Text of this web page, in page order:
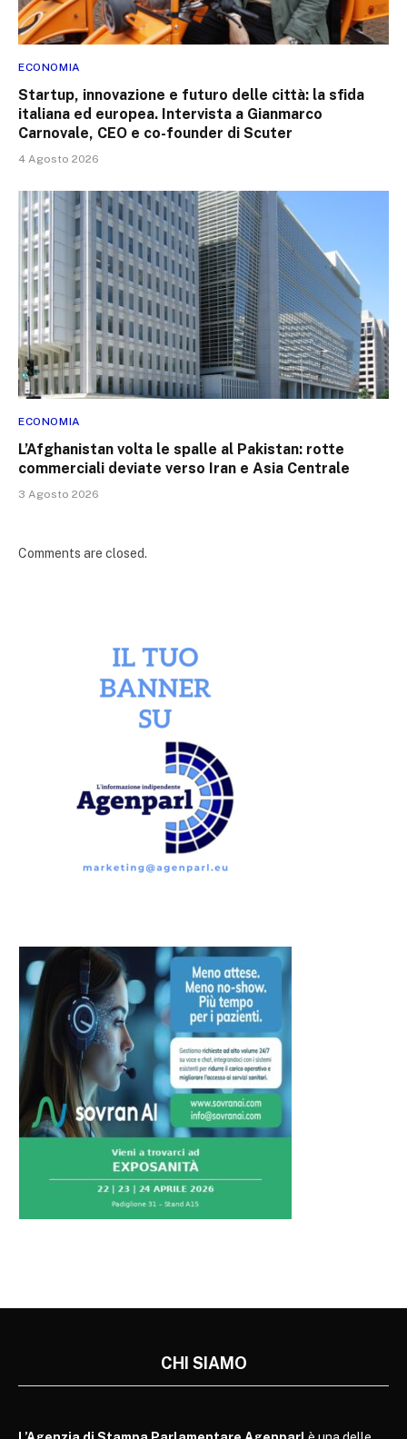
ECONOMIA
Startup, innovazione e futuro delle città: la sfida
italiana ed europea. Intervista a Gianmarco
Carnovale, CEO e co-founder di Scuter
4 Agosto 2026
ECONOMIA
L’Afghanistan volta le spalle al Pakistan: rotte
commerciali deviate verso Iran e Asia Centrale
3 Agosto 2026
Comments are closed.
CHI SIAMO